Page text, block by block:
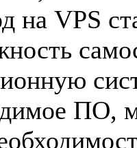
на VPS
ПО,